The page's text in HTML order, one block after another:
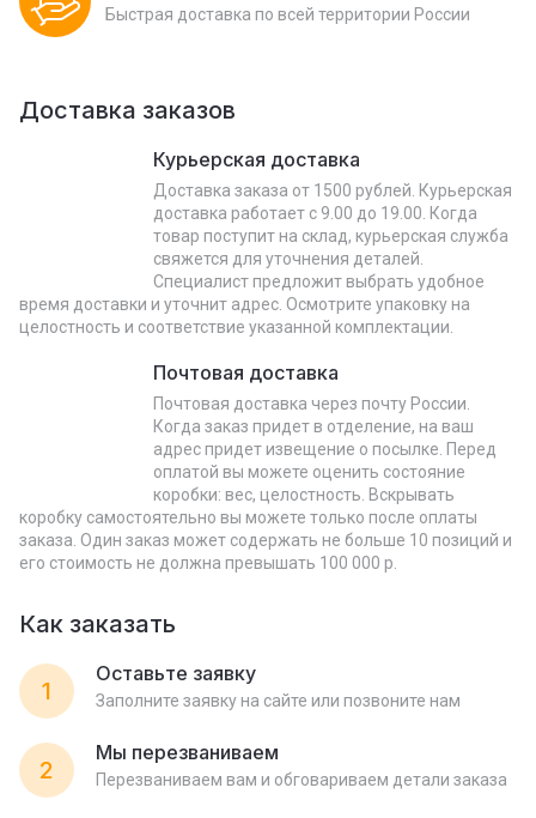
Быстрая доставка по всей территории России
Доставка заказов
Курьерская доставка
Доставка заказа от 1500 рублей. Курьерская
доставка работает с 9.00 до 19.00. Когда
товар поступит на склад, курьерская служба
свяжется для уточнения деталей.
Специалист предложит выбрать удобное
время доставки и уточнит адрес. Осмотрите упаковку на
целостность и соответствие указанной комплектации.
Почтовая доставка
Почтовая доставка через почту России.
Когда заказ придет в отделение, на ваш
адрес придет извещение о посылке. Перед
оплатой вы можете оценить состояние
коробки: вес, целостность. Вскрывать
коробку самостоятельно вы можете только после оплаты
заказа. Один заказ может содержать не больше 10 позиций и
его стоимость не должна превышать 100 000 р.
Как заказать
1
Оставьте заявку
Заполните заявку на сайте или позвоните нам
2
Мы перезваниваем
Перезваниваем вам и обговариваем детали заказа